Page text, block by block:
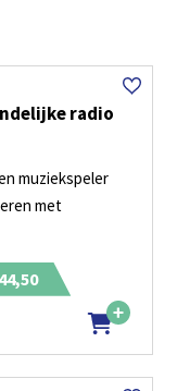
radio
muziekspeler
met